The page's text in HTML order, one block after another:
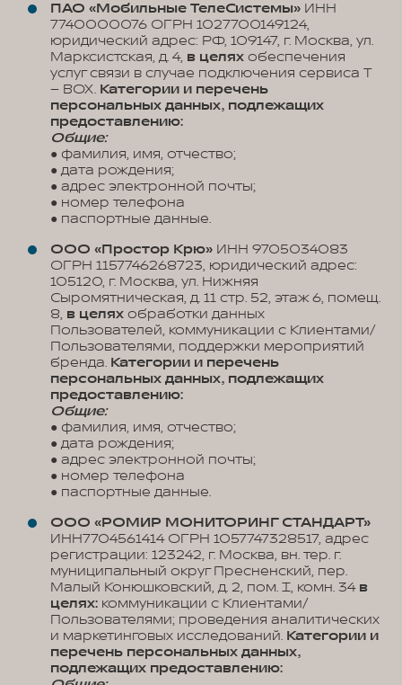
ПАО «Мобильные ТелеСистемы» ИНН
7740000076 ОГРН 1027700149124,
юридический адрес: РФ, 109147, г. Москва, ул.
Марксистская, д. 4, в целях обеспечения
услуг связи в случае подключения сервиса T
– BOX. Категории и перечень
персональных данных, подлежащих
предоставлению:
Общие:
● фамилия, имя, отчество;
● дата рождения;
● адрес электронной почты;
● номер телефона
● паспортные данные.
ООО «Простор Крю» ИНН 9705034083
ОГРН 1157746268723, юридический адрес:
105120, г. Москва, ул. Нижняя
Сыромятническая, д. 11 стр. 52, этаж 6, помещ.
8, в целях обработки данных
Пользователей, коммуникации с Клиентами/
Пользователями, поддержки мероприятий
бренда. Категории и перечень
персональных данных, подлежащих
предоставлению:
Общие:
● фамилия, имя, отчество;
● дата рождения;
● адрес электронной почты;
● номер телефона
● паспортные данные.
ООО «РОМИР МОНИТОРИНГ СТАНДАРТ»
ИНН7704561414 ОГРН 1057747328517, адрес
регистрации: 123242, г. Москва, вн. тер. г.
муниципальный округ Пресненский, пер.
Малый Конюшковский, д. 2, пом. I, комн. 34 в
целях: коммуникации с Клиентами/
Пользователями; проведения аналитических
и маркетинговых исследований. Категории и
перечень персональных данных,
подлежащих предоставлению: